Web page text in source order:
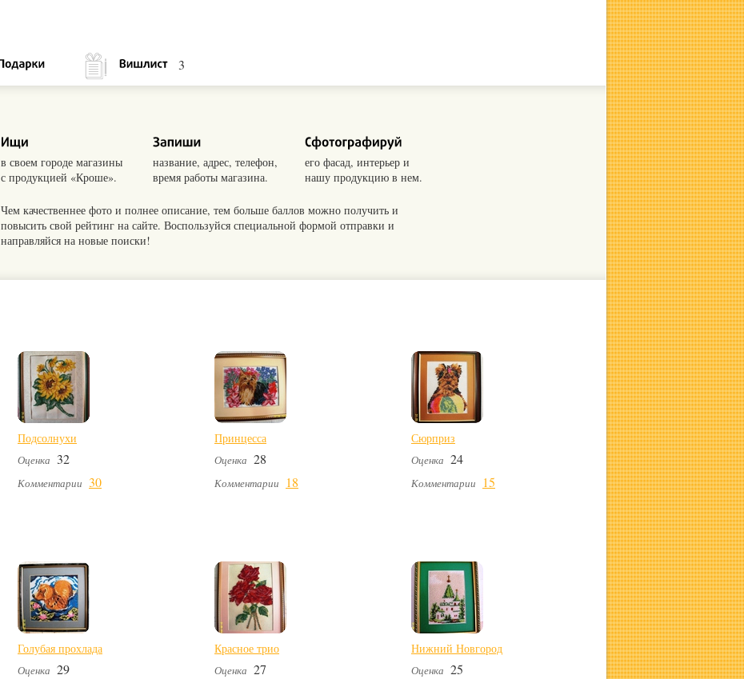
3
в своем городе магазины
с продукцией «Кроше».
название, адрес, телефон,
время работы магазина.
его фасад, интерьер и
нашу продукцию в нем.
Чем качественнее фото и полнее описание, тем больше баллов можно получить и
повысить свой рейтинг на сайте. Воспользуйся специальной формой отправки и
направляйся на новые поиски!
Подсолнухи
Оценка 32
Комментарии 30
Принцесса
Оценка 28
Комментарии 18
Сюрприз
Оценка 24
Комментарии 15
Голубая прохлада
Оценка 29
Красное трио
Оценка 27
Нижний Новгород
Оценка 25